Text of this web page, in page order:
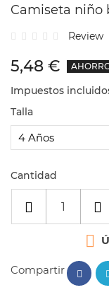
Camiseta niño
Review
5,48 €
Impuestos
Talla
Cantidad

Compartir